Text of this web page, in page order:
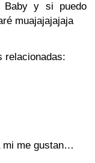
Baby y si puedo
muajajajajaja
relacionadas:
mi me gustan…